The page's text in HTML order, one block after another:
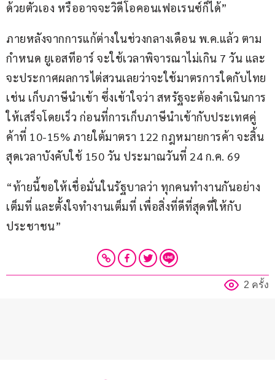
ด้วยตัวเอง หรืออาจจะวิดีโอคอนเฟอเรนซ์ก็ได้”
ภายหลังจากการแก้ต่างในช่วงกลางเดือน พ.ค.แล้ว ตาม
กำหนด ยูเอสทีอาร์ จะใช้เวลาพิจารณาไม่เกิน 7 วัน และ
จะประกาศผลการไต่สวนเลยว่าจะใช้มาตรการใดกับไทย
เช่น เก็บภาษีนำเข้า ซึ่งเข้าใจว่า สหรัฐจะต้องดำเนินการ
ให้เสร็จโดยเร็ว ก่อนที่การเก็บภาษีนำเข้ากับประเทศคู่
ค้าที่ 10-15% ภายใต้มาตรา 122 กฎหมายการค้า จะสิ้น
สุดเวลาบังคับใช้ 150 วัน ประมาณวันที่ 24 ก.ค. 69
“ท้ายนี้ขอให้เชื่อมั่นในรัฐบาลว่า ทุกคนทำงานกันอย่าง
เต็มที่ และตั้งใจทำงานเต็มที่ เพื่อสิ่งที่ดีที่สุดที่ให้กับ
ประชาชน”
2 ครั้ง